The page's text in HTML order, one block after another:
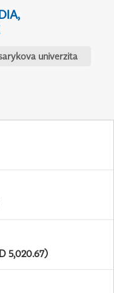
univerzita
5,020.67)